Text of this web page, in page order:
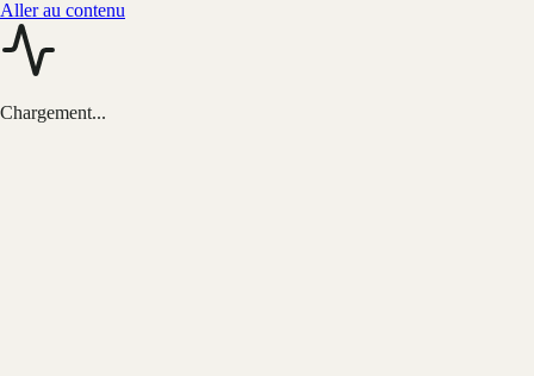
Aller au contenu
Chargement...